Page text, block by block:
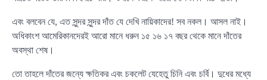
এবং বলবেন যে, এত সুন্দর সুন্দর দাঁত যে দেখি নায়িকাদের! সব নকল। আসল নাই।
অধিকাংশ আমেরিকানদেরই আরো মানে ধরুন ১৫ ১৬ ১৭ বছর থেকে মানে দাঁতের
অবস্থা শেষ।
তো তাহলে দাঁতের জন্যে ক্ষতিকর এবং চকলেট যেহেতু চিনি এবং চর্বি। দুধের মধ্যে